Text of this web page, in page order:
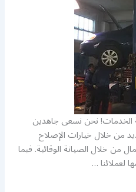
الخدمات! نحن نسعى جاهدين
من خلال خيارات الإصلاح
من خلال الصيانة الوقائية. فيما
لعملائنا …